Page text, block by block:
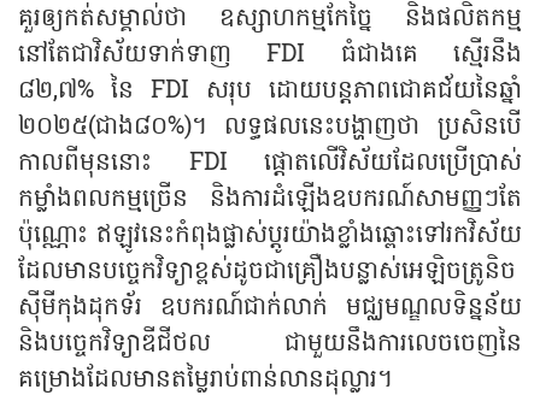
គួរ​ឲ្យ​កត់សម្គាល់ថា ឧស្សាហកម្មកែច្នៃ និងផលិតកម្ម
នៅតែជាវិស័យទាក់ទាញ FDI ធំជាងគេ ស្មើរ​នឹង
៨២,៧% នៃ FDI សរុប ដោយបន្តភាពជោគជ័យនៃឆ្នាំ
២០២៥(ជាង៨០%)។ លទ្ធផលនេះបង្ហាញថា ប្រសិន​បើ​
កាល​ពី​មុននោះ FDI ផ្តោតលើវិស័យដែលប្រើប្រាស់
កម្លាំងពលកម្មច្រើន និងការ​ដំឡើង​ឧបករណ៍សាមញ្ញៗតែ​
ប៉ុណ្ណោះ ​ឥឡូវនេះកំពុងផ្លាស់ប្តូរយ៉ាងខ្លាំងឆ្ពោះទៅរក​វិស័យ​
ដែលមានបច្ចេកវិទ្យាខ្ពស់ដូចជាគ្រឿងបន្លាស់អេឡិចត្រូនិច
ស៊ីមីកុងដុកទ័រ ឧបករណ៍ជាក់លាក់ មជ្ឈមណ្ឌលទិន្នន័យ
និងបច្ចេកវិទ្យាឌីជីថល ជាមួយនឹងការលេចចេញ​នៃ
គម្រោងដែលមានតម្លៃរាប់ពាន់លានដុល្លារ។